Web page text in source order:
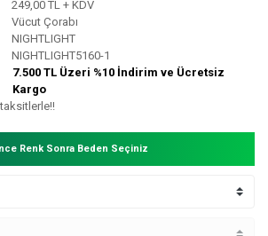
249,00 TL + KDV
Vücut Çorabı
NIGHTLIGHT
NIGHTLIGHT5160-1
7.500 TL Üzeri %10 İndirim ve Ücretsiz
Kargo
Renk Sonra Beden Seçiniz